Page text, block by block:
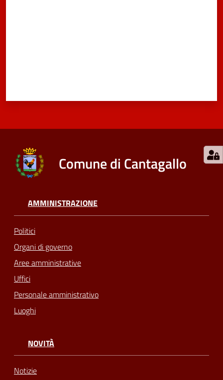
Comune di Cantagallo
AMMINISTRAZIONE
Politici
Organi di governo
Aree amministrative
Uffici
Personale amministrativo
Luoghi
NOVITÀ
Notizie